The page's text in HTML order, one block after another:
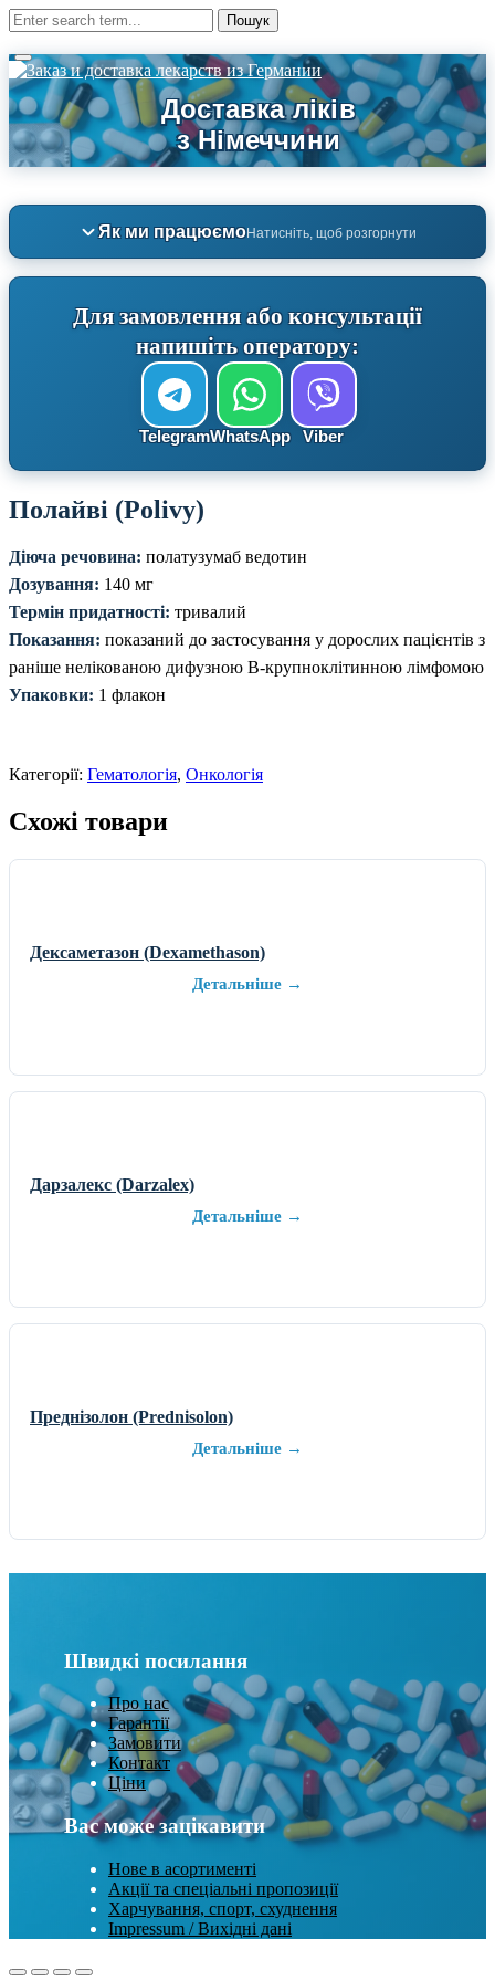
Як ми працюємоНатисніть, щоб розгорнути
Для замовлення або консультації
напишіть оператору:
TelegramWhatsApp Viber
Полайві (Polivy)
Діюча речовина: полатузумаб ведотин
Дозування: 140 мг
Термін придатності: тривалий
Показання: показаний до застосування у дорослих пацієнтів з
раніше нелікованою дифузною В-крупноклітинною лімфомою
Упаковки: 1 флакон
Категорії: Гематологія, Онкологія
Схожі товари
Дексаметазон (Dexamethason)
Детальніше →
Дарзалекс (Darzalex)
Детальніше →
Преднізолон (Prednisolon)
Детальніше →
Швидкі посилання
Про нас
Гарантії
Замовити
Контакт
Ціни
Вас може зацікавити
Нове в асортименті
Акції та спеціальні пропозиції
Харчування, спорт, схуднення
Impressum / Вихідні дані